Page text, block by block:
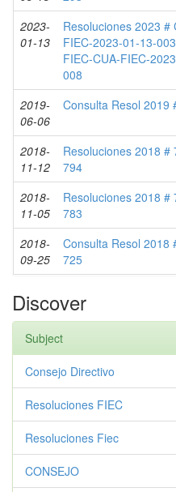
2023-
01-13
Resoluciones 2023 #
FIEC-2023-01-13-
FIEC-CUA-FIEC-
008
2019-
06-06
Consulta Resol 2019
2018-
11-12
Resoluciones 2018 #
794
2018-
11-05
Resoluciones 2018 #
783
2018-
09-25
Consulta Resol 2018
725
Discover
Subject
Consejo Directivo
Resoluciones FIEC
Resoluciones Fiec
CONSEJO